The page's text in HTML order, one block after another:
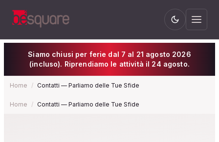
Siamo chiusi per ferie dal 7 al 21 agosto 2026
(incluso). Riprendiamo le attività il 24 agosto.
Home / Contatti — Parliamo delle Tue Sfide
Home / Contatti — Parliamo delle Tue Sfide